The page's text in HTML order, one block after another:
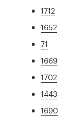
1712
1652
71
1669
1702
1443
1690